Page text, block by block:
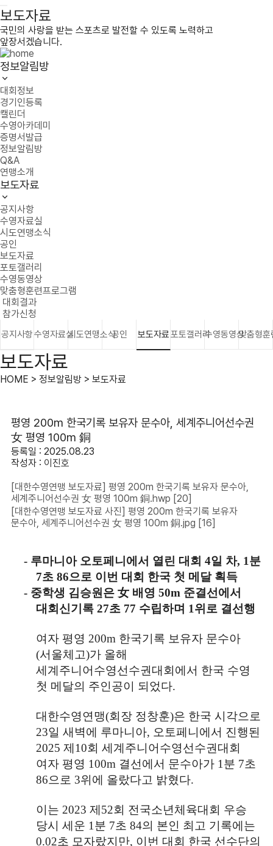
보도자료
국민의 사랑을 받는 스포츠로 발전할 수 있도록 노력하고
앞장서겠습니다.
정보알림방
대회정보
경기인등록
캘린더
수영아카데미
증명서발급
정보알림방
Q&A
연맹소개
보도자료
공지사항
수영자료실
시도연맹소식
공인
보도자료
포토갤러리
수영동영상
맞춤형훈련프로그램
대회결과
참가신청
공지사항수영자료실시도연맹소식공인 보도자료포토갤러리수영동영상맞춤형훈
보도자료
HOME > 정보알림방 > 보도자료
평영 200m 한국기록 보유자 문수아, 세계주니어선수권
女 평영 100m 銅
등록일 : 2025.08.23
작성자 : 이진호
[대한수영연맹 보도자료] 평영 200m 한국기록 보유자 문수아,
세계주니어선수권 女 평영 100m 銅.hwp [20]
[대한수영연맹 보도자료 사진] 평영 200m 한국기록 보유자
문수아, 세계주니어선수권 女 평영 100m 銅.jpg [16]
- 루마니아 오토페니에서 열린 대회4일 차, 1분
7초86으로 이번 대회 한국 첫 메달 획득
- 중학생 김승원은女 배영50m 준결선에서
대회신기록27초 77 수립하며 1위로 결선행
여자 평영 200m 한국기록 보유자 문수아
(서울체고)가 올해
세계주니어수영선수권대회에서 한국 수영
첫 메달의 주인공이 되었다.
대한수영연맹(회장 정창훈)은 한국 시각으로
23일 새벽에 루마니아, 오토페니에서 진행된
2025제 10회 세계주니어수영선수권대회
여자 평영 100m 결선에서 문수아가 1 분 7초
86으로 3위에 올랐다고 밝혔다.
이는 2023제 52회 전국소년체육대회 우승
당시 세운 1 분 7초84의 본인 최고 기록에는
0.02초 모자랐지만, 이번 대회 한국 선수단의